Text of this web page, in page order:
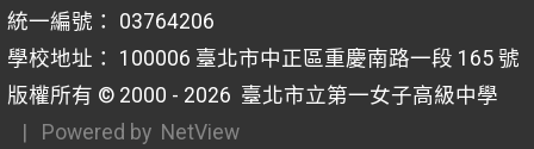
統一編號： 03764206
學校地址： 100006 臺北市中正區重慶南路一段 165 號
版權所有 © 2000 - 2026 臺北市立第一女子高級中學
| Powered by NetView